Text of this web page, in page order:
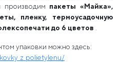
производим пакеты «Майка»,
пленку, термоусадочную
до 6 цветов
упаковки можно здесь: